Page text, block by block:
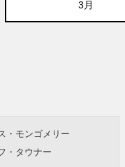
3月
・モンゴメリー
・タウナー